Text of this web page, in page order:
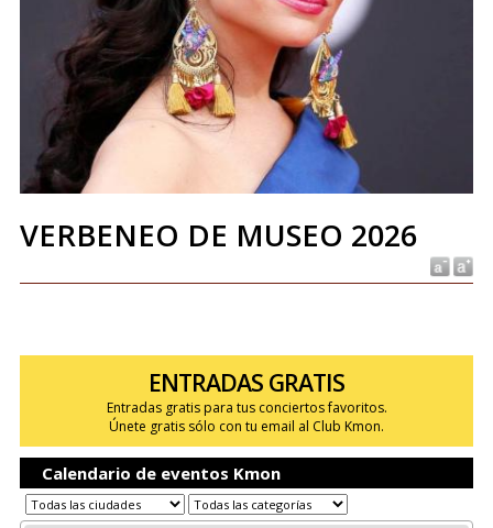
VERBENEO DE MUSEO 2026
ENTRADAS GRATIS
Entradas gratis para tus conciertos favoritos.
Únete gratis sólo con tu email al Club Kmon.
Calendario de eventos Kmon